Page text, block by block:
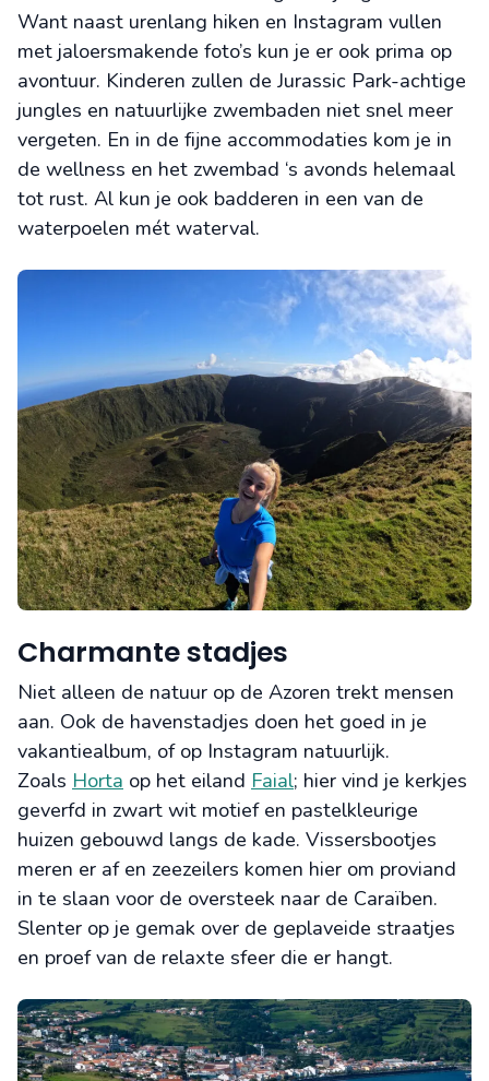
Want naast urenlang hiken en Instagram vullen
met jaloersmakende foto’s kun je er ook prima op
avontuur. Kinderen zullen de Jurassic Park-achtige
jungles en natuurlijke zwembaden niet snel meer
vergeten. En in de fijne accommodaties kom je in
de wellness en het zwembad ‘s avonds helemaal
tot rust. Al kun je ook badderen in een van de
waterpoelen mét waterval.
Charmante stadjes
Niet alleen de natuur op de Azoren trekt mensen
aan. Ook de havenstadjes doen het goed in je
vakantiealbum, of op Instagram natuurlijk.
Zoals Horta op het eiland Faial; hier vind je kerkjes
geverfd in zwart wit motief en pastelkleurige
huizen gebouwd langs de kade. Vissersbootjes
meren er af en zeezeilers komen hier om proviand
in te slaan voor de oversteek naar de Caraïben.
Slenter op je gemak over de geplaveide straatjes
en proef van de relaxte sfeer die er hangt.